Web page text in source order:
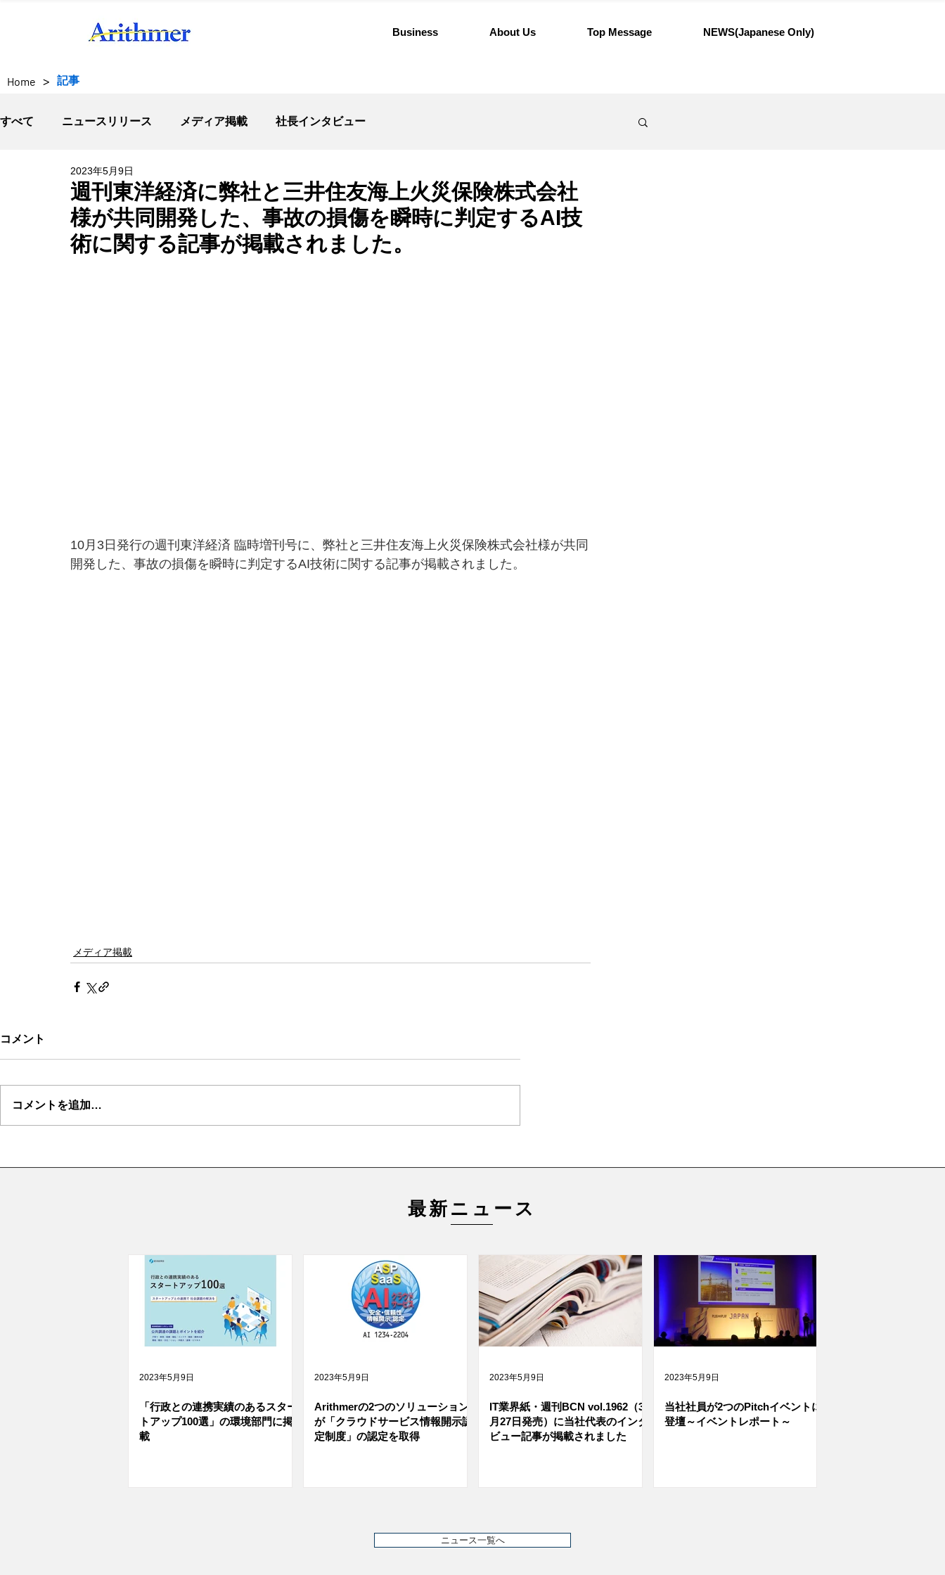
Business About Us Top Message NEWS(Japanese Only)
Home > 記事
すべて ニュースリリース メディア掲載 社長インタビュー
週刊東洋経済に弊社と三井住友海上火災保険株式会社
様が共同開発した、事故の損傷を瞬時に判定するAI技
術に関する記事が掲載されました。
2023年5月9日
10月3日発行の週刊東洋経済 臨時増刊号に、弊社と三井住友海上火災保険株式会社様が共同
開発した、事故の損傷を瞬時に判定するAI技術に関する記事が掲載されました。
メディア掲載
コメント
コメントを追加…
最新ニュース
「行政との連携実績のあるスター
トアップ100選」の環境部門に掲
載
2023年5月9日
Arithmerの2つのソリューション
が「クラウドサービス情報開示認
定制度」の認定を取得
2023年5月9日
IT業界紙・週刊BCN vol.1962（3
月27日発売）に当社代表のインタ
ビュー記事が掲載されました
2023年5月9日
当社社員が2つのPitchイベントに
登壇～イベントレポート～
2023年5月9日
ニュース一覧へ